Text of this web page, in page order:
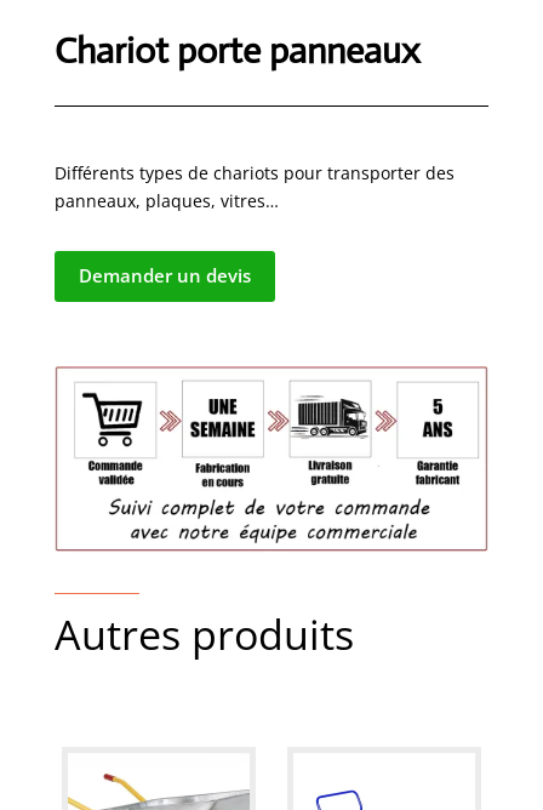
Chariot porte panneaux
Différents types de chariots pour transporter des
panneaux, plaques, vitres…
Demander un devis
Autres produits